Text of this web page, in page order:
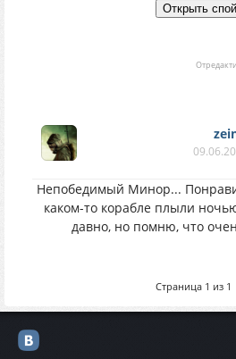
Непобедимый Минор...
каком-то корабле плыли
давно, но помню, что
Страница 1 из 1